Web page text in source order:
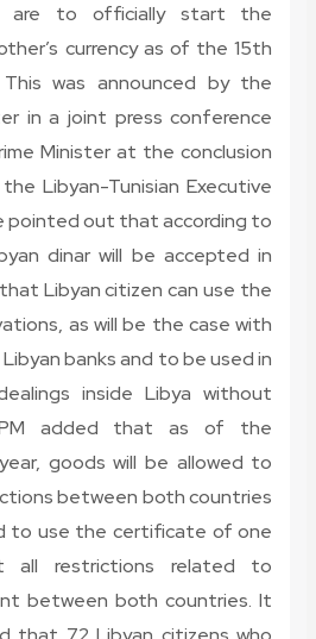
are to officially start the
currency as of the 15th
was announced by the
in a joint press conference
Minister at the conclusion
Libyan-Tunisian Executive
pointed out that according to
dinar will be accepted in
Libyan citizen can use the
as will be the case with
banks and to be used in
inside Libya without
PM added that as of the
goods will be allowed to
between both countries
to use the certificate of one
restrictions related to
between both countries. It